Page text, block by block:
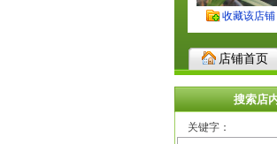
收藏该店铺
店铺首页
搜索店
关键字：